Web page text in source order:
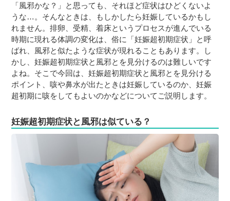
妊娠中期
妊娠後期
出産
子育て・育児
０歳児
１歳児
２歳児
３〜６歳児
「風邪かな？」と思っても、それほど症状はひどくないよ
うな…。そんなときは、もしかしたら妊娠しているかもし
れません。排卵、受精、着床というプロセスが進んでいる
時期に現れる体調の変化は、俗に「妊娠超初期症状」と呼
ばれ、風邪と似たような症状が現れることもあります。し
かし、妊娠超初期症状と風邪とを見分けるのは難しいです
よね。そこで今回は、妊娠超初期症状と風邪とを見分ける
ポイント、咳や鼻水が出たときは妊娠しているのか、妊娠
超初期に咳をしてもよいのかなどについてご説明します。
妊娠超初期症状と風邪は似ている？